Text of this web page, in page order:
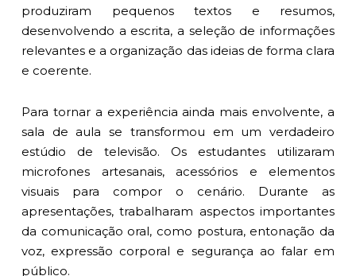
produziram pequenos textos e resumos,
desenvolvendo a escrita, a seleção de informações
relevantes e a organização das ideias de forma clara
e coerente.
Para tornar a experiência ainda mais envolvente, a
sala de aula se transformou em um verdadeiro
estúdio de televisão. Os estudantes utilizaram
microfones artesanais, acessórios e elementos
visuais para compor o cenário. Durante as
apresentações, trabalharam aspectos importantes
da comunicação oral, como postura, entonação da
voz, expressão corporal e segurança ao falar em
público.